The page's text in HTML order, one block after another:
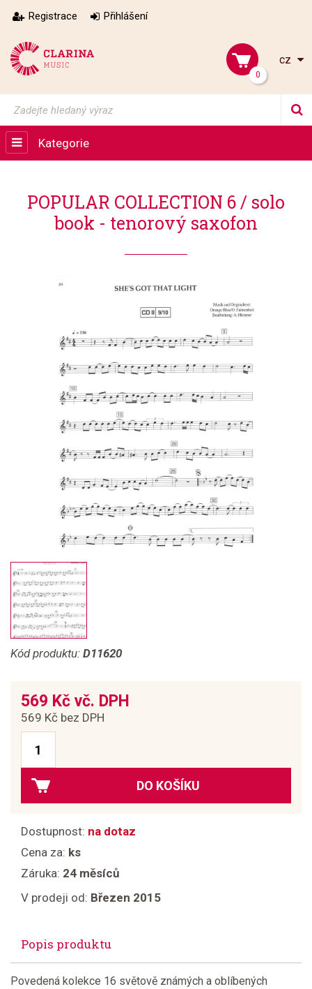
Registrace Přihlášení
0
cz
Kategorie
POPULAR COLLECTION 6 / solo
book - tenorový saxofon
Kód produktu: D11620
569 Kč vč. DPH
569 Kč bez DPH
DO KOŠÍKU
Dostupnost: na dotaz
Cena za: ks
Záruka: 24 měsíců
V prodeji od: Březen 2015
Popis produktu
Povedená kolekce 16 světově známých a oblíbených